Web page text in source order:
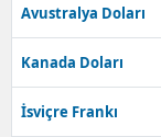
Avustralya Doları
Kanada Doları
İsviçre Frankı